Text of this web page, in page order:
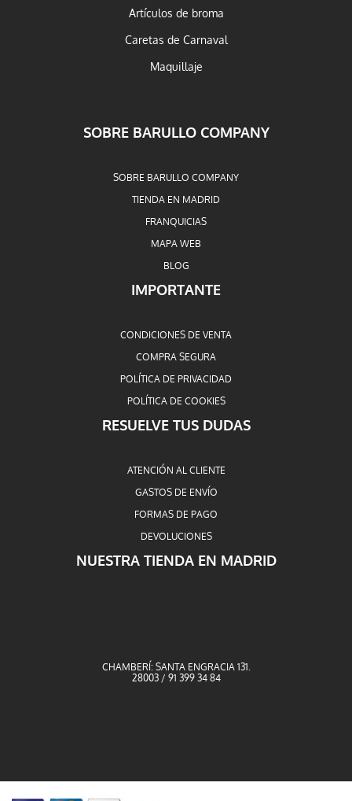
Artículos de broma
Caretas de Carnaval
Maquillaje
SOBRE BARULLO COMPANY
SOBRE BARULLO COMPANY
TIENDA EN MADRID
FRANQUICIAS
MAPA WEB
BLOG
IMPORTANTE
CONDICIONES DE VENTA
COMPRA SEGURA
POLÍTICA DE PRIVACIDAD
POLÍTICA DE COOKIES
RESUELVE TUS DUDAS
ATENCIÓN AL CLIENTE
GASTOS DE ENVÍO
FORMAS DE PAGO
DEVOLUCIONES
NUESTRA TIENDA EN MADRID
CHAMBERÍ: SANTA ENGRACIA 131.
28003 / 91 399 34 84